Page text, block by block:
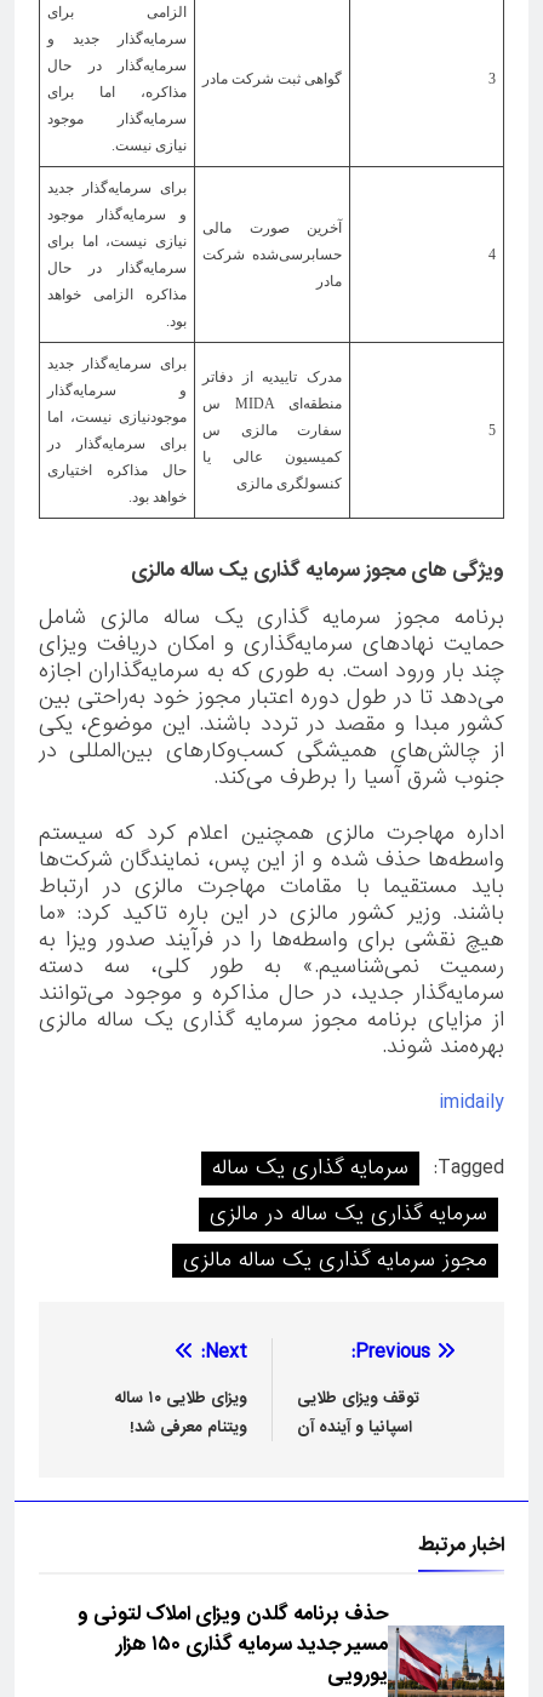
3 گواهی ثبت شرکت مادر
الزامی برای
سرمایه‌گذار جدید و
سرمایه‌گذار در حال
مذاکره، اما برای
سرمایه‌گذار موجود
نیازی نیست.
4
آخرین صورت مالی
حسابرسی‌شده شرکت
مادر
برای سرمایه‌گذار جدید
و سرمایه‌گذار موجود
نیازی نیست، اما برای
سرمایه‌گذار در حال
مذاکره الزامی خواهد
بود.
5
مدرک تاییدیه از دفاتر
منطقه‌ای MIDA س
سفارت مالزی س
کمیسیون عالی یا
کنسولگری مالزی
برای سرمایه‌گذار جدید
و سرمایه‌گذار
موجودنیازی نیست، اما
برای سرمایه‌گذار در
حال مذاکره اختیاری
خواهد بود.
ویژگی های مجوز سرمایه گذاری یک ساله مالزی
برنامه مجوز سرمایه گذاری یک ساله مالزی شامل
حمایت نهادهای سرمایه‌گذاری و امکان دریافت ویزای
چند بار ورود است. به طوری که به سرمایه‌گذاران اجازه
می‌دهد تا در طول دوره اعتبار مجوز خود به‌راحتی بین
کشور مبدا و مقصد در تردد باشند. این موضوع، یکی
از چالش‌های همیشگی کسب‌وکارهای بین‌المللی در
جنوب شرق آسیا را برطرف می‌کند.
اداره مهاجرت مالزی همچنین اعلام کرد که سیستم
واسطه‌ها حذف شده و از این پس، نمایندگان شرکت‌ها
باید مستقیما با مقامات مهاجرت مالزی در ارتباط
باشند. وزیر کشور مالزی در این باره تاکید کرد: «ما
هیچ نقشی برای واسطه‌ها را در فرآیند صدور ویزا به
رسمیت نمی‌شناسیم.» به طور کلی، سه دسته
سرمایه‌گذار جدید، در حال مذاکره و موجود می‌توانند
از مزایای برنامه مجوز سرمایه گذاری یک ساله مالزی
بهره‌مند شوند.
imidaily
Tagged:
سرمایه گذاری یک ساله
سرمایه گذاری یک ساله در مالزی
مجوز سرمایه گذاری یک ساله مالزی
راهبریPrevious:
توقف ویزای طلایی
اسپانیا و آینده آن
Next:
ویزای طلایی ۱۰ ساله
ویتنام معرفی شد!
اخبار مرتبط
حذف برنامه گلدن ویزای املاک لتونی و
مسیر جدید سرمایه گذاری ۱۵۰ هزار
یورویی